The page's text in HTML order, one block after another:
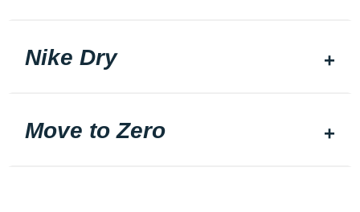
Nike Dry
Move to Zero